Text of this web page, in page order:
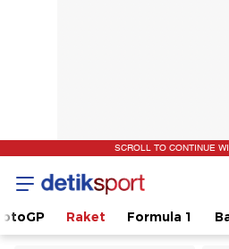
SCROLL TO CONTINUE
Raket Formula 1